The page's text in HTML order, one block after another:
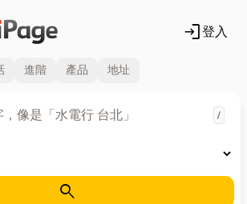
login登入
進階 產品 地址
/
search